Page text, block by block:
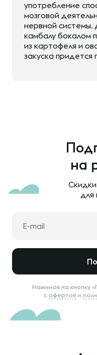
употребление
мозговой
нервной системы.
камбалу бокалом
из картофеля и
закуска придется
на
для
Нажимая на кнопку
с офертой и